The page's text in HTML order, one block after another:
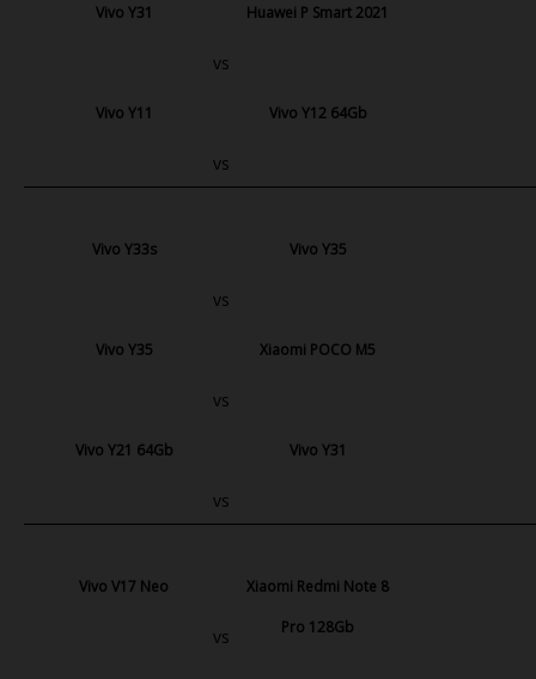
Vivo Y31
vs
Huawei P Smart 2021
Vivo Y11
vs
Vivo Y12 64Gb
Vivo Y33s
vs
Vivo Y35
Vivo Y35
vs
Xiaomi POCO M5
Vivo Y21 64Gb
vs
Vivo Y31
Vivo V17 Neo
vs
Xiaomi Redmi Note 8
Pro 128Gb